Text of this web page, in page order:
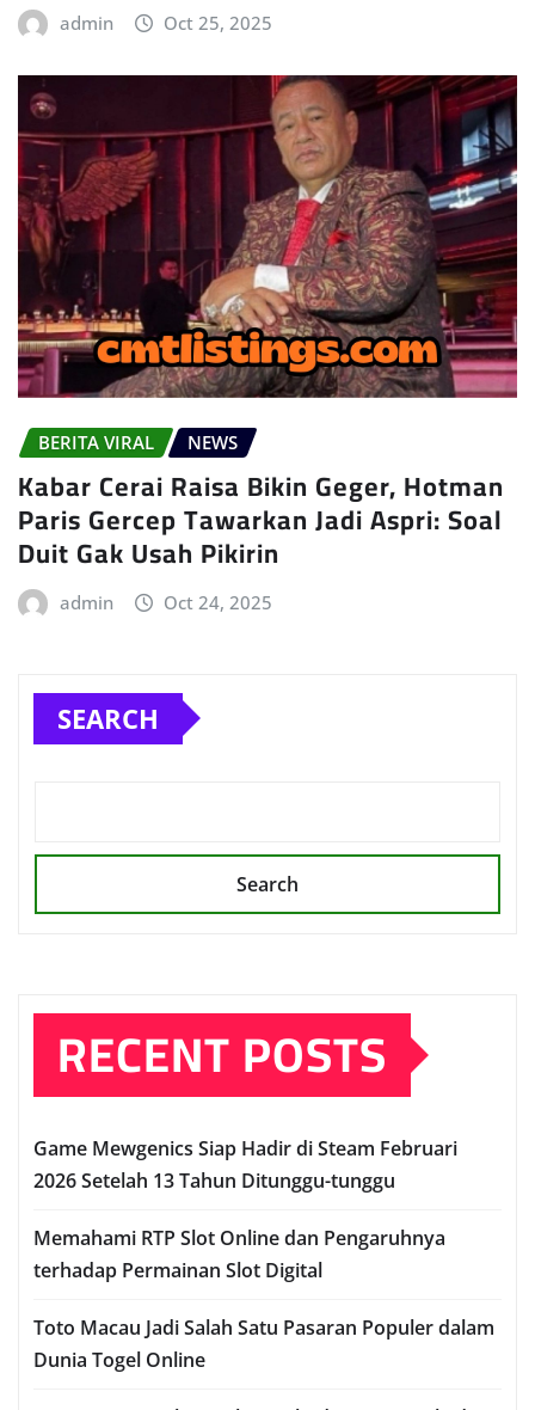
admin Oct 25, 2025
BERITA VIRAL NEWS
Kabar Cerai Raisa Bikin Geger, Hotman
Paris Gercep Tawarkan Jadi Aspri: Soal
Duit Gak Usah Pikirin
admin Oct 24, 2025
SEARCH
Search
RECENT POSTS
Game Mewgenics Siap Hadir di Steam Februari
2026 Setelah 13 Tahun Ditunggu-tunggu
Memahami RTP Slot Online dan Pengaruhnya
terhadap Permainan Slot Digital
Toto Macau Jadi Salah Satu Pasaran Populer dalam
Dunia Togel Online